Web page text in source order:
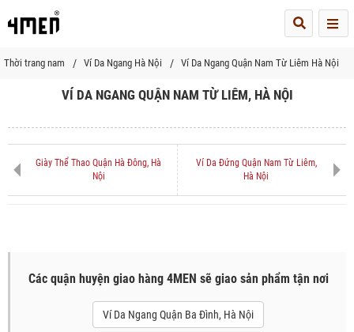
Thời trang nam Ví Da Ngang Hà Nội Ví Da Ngang Quận Nam Từ Liêm Hà Nội
VÍ DA NGANG QUẬN NAM TỪ LIÊM, HÀ NỘI
Giày Thể Thao Quận Hà Đông, Hà
Nội
Ví Da Đứng Quận Nam Từ Liêm,
Hà Nội
Các quận huyện giao hàng 4MEN sẽ giao sản phẩm tận nơi
Ví Da Ngang Quận Ba Đình, Hà Nội